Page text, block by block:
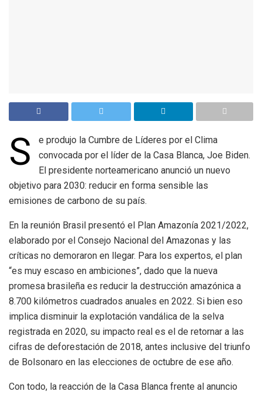
S
e produjo la Cumbre de Líderes por el Clima
convocada por el líder de la Casa Blanca, Joe Biden.
El presidente norteamericano anunció un nuevo
objetivo para 2030: reducir en forma sensible las
emisiones de carbono de su país.
En la reunión Brasil presentó el Plan Amazonía 2021/2022,
elaborado por el Consejo Nacional del Amazonas y las
críticas no demoraron en llegar. Para los expertos, el plan
“es muy escaso en ambiciones”, dado que la nueva
promesa brasileña es reducir la destrucción amazónica a
8.700 kilómetros cuadrados anuales en 2022. Si bien eso
implica disminuir la explotación vandálica de la selva
registrada en 2020, su impacto real es el de retornar a las
cifras de deforestación de 2018, antes inclusive del triunfo
de Bolsonaro en las elecciones de octubre de ese año.
Con todo, la reacción de la Casa Blanca frente al anuncio